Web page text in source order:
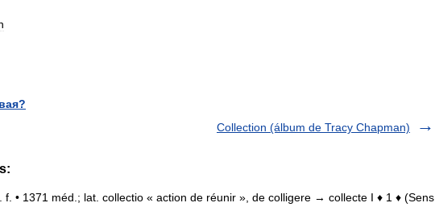
Collection (álbum de Tracy Chapman)
f. • 1371 méd.; lat. collectio « action de réunir », de colligere → collecte I ♦ 1 ♦ (Sens